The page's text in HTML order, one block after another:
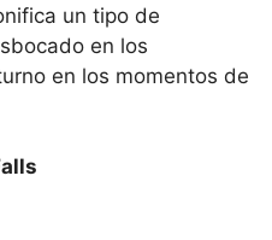
un tipo de
en los
en los momentos de